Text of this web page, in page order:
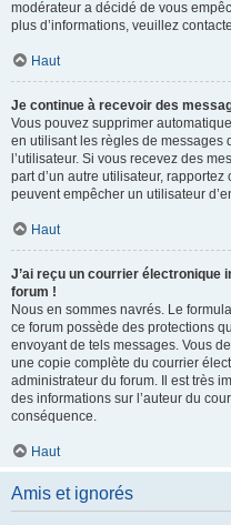
modérateur a décidé de vous
plus d’informations, veuillez
Haut
Je continue à recevoir des
Vous pouvez supprimer
en utilisant les règles de messages
l’utilisateur. Si vous recevez des
part d’un autre utilisateur,
peuvent empêcher un utilisateur
Haut
J’ai reçu un courrier électronique
forum !
Nous en sommes navrés. Le
ce forum possède des protections
envoyant de tels messages. Vous
une copie complète du courrier
administrateur du forum. Il est très
des informations sur l’auteur du
conséquence.
Haut
Amis et ignorés